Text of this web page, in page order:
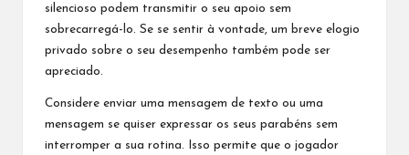
silencioso podem transmitir o seu apoio sem
sobrecarregá-lo. Se se sentir à vontade, um breve elogio
privado sobre o seu desempenho também pode ser
apreciado.
Considere enviar uma mensagem de texto ou uma
mensagem se quiser expressar os seus parabéns sem
interromper a sua rotina. Isso permite que o jogador